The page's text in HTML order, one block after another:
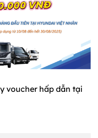
voucher hấp dẫn tại